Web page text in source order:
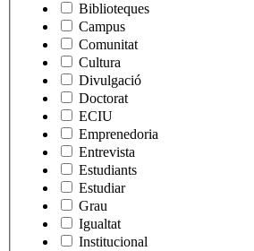
Biblioteques
Campus
Comunitat
Cultura
Divulgació
Doctorat
ECIU
Emprenedoria
Entrevista
Estudiants
Estudiar
Grau
Igualtat
Institucional